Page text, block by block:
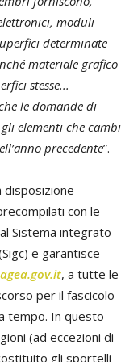
moduli
determinate
materiale grafico
stesse...
le domande di
elementi che
precedente”.
disposizione
con le
Sistema integrato
e garantisce
, a tutte le
per il fascicolo
tempo. In questo
(ad eccezioni di
gli sportelli